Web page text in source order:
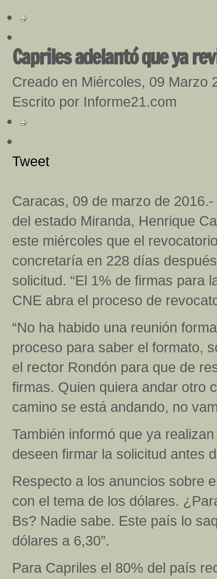
Capriles adelantó que ya
Creado en Miércoles, 09 Marzo
Escrito por Informe21.com
Tweet
Caracas, 09 de marzo de
del estado Miranda, Henrique
este miércoles que el
concretaría en 228 días
solicitud. “El 1% de firmas para
CNE abra el proceso de
“No ha habido una reunión
proceso para saber el formato,
el rector Rondón para que de
firmas. Quien quiera andar otro
camino se está andando, no
También informó que ya
deseen firmar la solicitud antes
Respecto a los anuncios sobre
con el tema de los dólares.
Bs? Nadie sabe. Este país lo
dólares a 6,30”.
Para Capriles el 80% del país